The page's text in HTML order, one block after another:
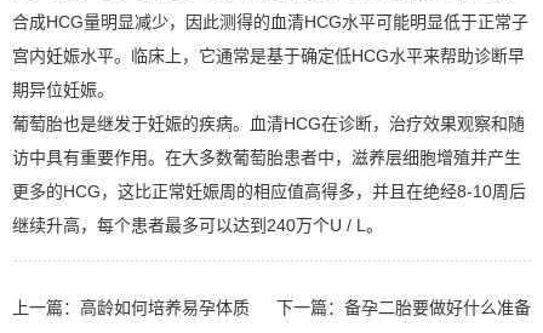
合成HCG量明显减少，因此测得的血清HCG水平可能明显低于正常子
宫内妊娠水平。临床上，它通常是基于确定低HCG水平来帮助诊断早
期异位妊娠。
葡萄胎也是继发于妊娠的疾病。血清HCG在诊断，治疗效果观察和随
访中具有重要作用。在大多数葡萄胎患者中，滋养层细胞增殖并产生
更多的HCG，这比正常妊娠周的相应值高得多，并且在绝经8-10周后
继续升高，每个患者最多可以达到240万个U / L。
上一篇： 高龄如何培养易孕体质 下一篇： 备孕二胎要做好什么准备